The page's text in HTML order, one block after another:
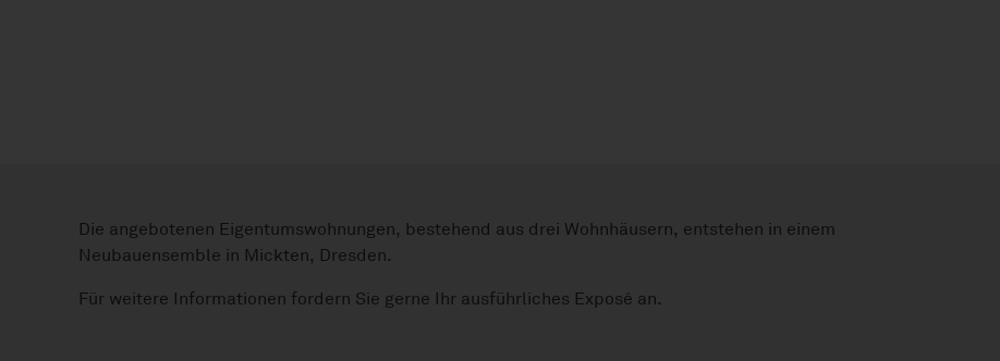
Die angebotenen Eigentumswohnungen, bestehend aus drei Wohnhäusern, entstehen in einem
Neubauensemble in Mickten, Dresden.
Für weitere Informationen fordern Sie gerne Ihr ausführliches Exposé an.